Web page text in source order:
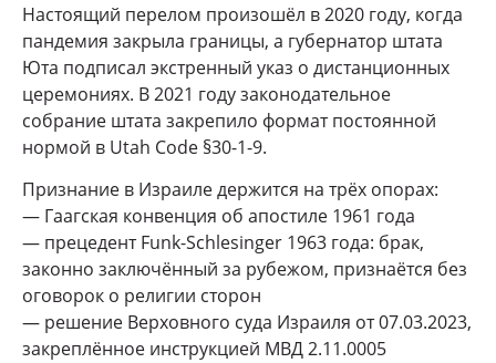
Настоящий перелом произошёл в 2020 году, когда
пандемия закрыла границы, а губернатор штата
Юта подписал экстренный указ о дистанционных
церемониях. В 2021 году законодательное
собрание штата закрепило формат постоянной
нормой в Utah Code §30-1-9.
Признание в Израиле держится на трёх опорах:
— Гаагская конвенция об апостиле 1961 года
— прецедент Funk-Schlesinger 1963 года: брак,
законно заключённый за рубежом, признаётся без
оговорок о религии сторон
— решение Верховного суда Израиля от 07.03.2023,
закреплённое инструкцией МВД 2.11.0005